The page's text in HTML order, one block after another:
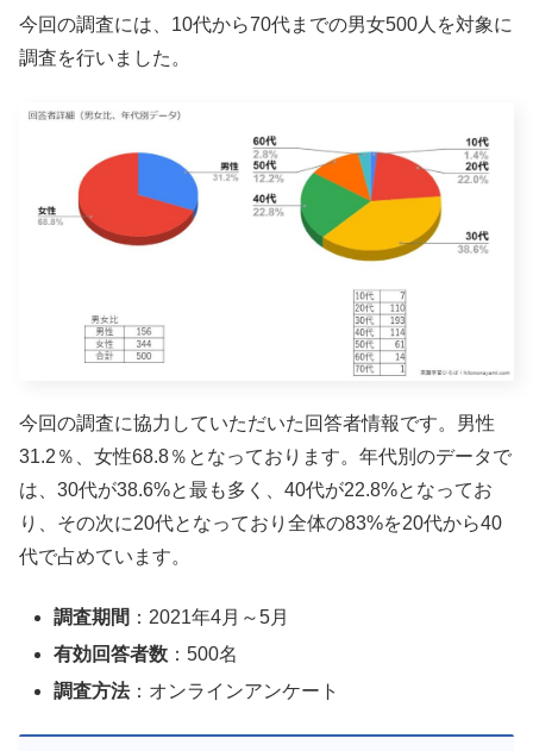
今回の調査には、10代から70代までの男女500人を対象に
調査を行いました。
今回の調査に協力していただいた回答者情報です。男性
31.2％、女性68.8％となっております。年代別のデータで
は、30代が38.6%と最も多く、40代が22.8%となってお
り、その次に20代となっており全体の83%を20代から40
代で占めています。
調査期間 ：2021年4月～5月
有効回答者数 ：500名
調査方法：オンラインアンケート